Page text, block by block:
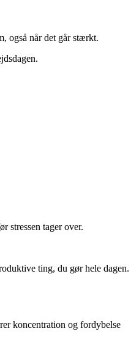
også når det går stærkt.
stressen tager over.
ting, du gør hele dagen.
koncentration og fordybelse